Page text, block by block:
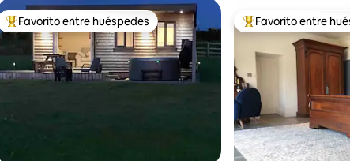
De los mejores en Favorito entre huéspedes
Favorito entre huéspedes De los mejores en
Favorito entre